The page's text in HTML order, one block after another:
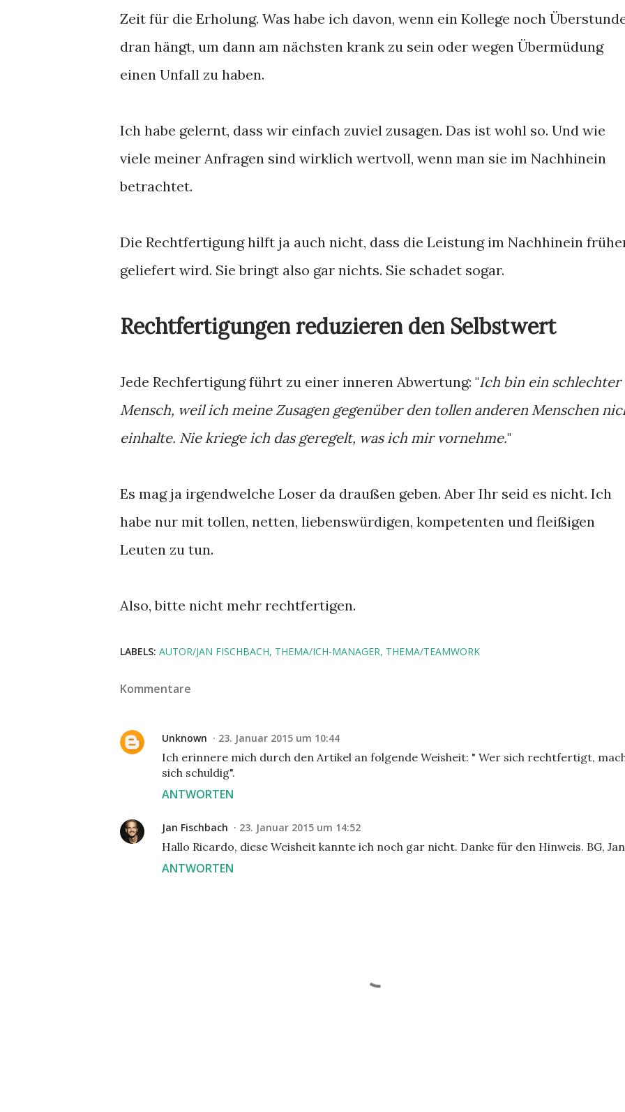
Zeit für die Erholung. Was habe ich davon, wenn ein Kollege noch
dran hängt, um dann am nächsten krank zu sein oder wegen Übermüdung
einen Unfall zu haben.
Ich habe gelernt, dass wir einfach zuviel zusagen. Das ist wohl so. Und wie
viele meiner Anfragen sind wirklich wertvoll, wenn man sie im Nachhinein
betrachtet.
Die Rechtfertigung hilft ja auch nicht, dass die Leistung im Nachhinein
geliefert wird. Sie bringt also gar nichts. Sie schadet sogar.
Rechtfertigungen reduzieren den Selbstwert
Jede Rechfertigung führt zu einer inneren Abwertung: "Ich bin ein schlechter
Mensch, weil ich meine Zusagen gegenüber den tollen anderen Menschen
einhalte. Nie kriege ich das geregelt, was ich mir vornehme."
Es mag ja irgendwelche Loser da draußen geben. Aber Ihr seid es nicht. Ich
habe nur mit tollen, netten, liebenswürdigen, kompetenten und fleißigen
Leuten zu tun.
Also, bitte nicht mehr rechtfertigen.
LABELS: AUTOR/JAN FISCHBACH THEMA/ICH-MANAGER THEMA/TEAMWORK
Kommentare
Unknown 23. Januar 2015 um 10:44
Ich erinnere mich durch den Artikel an folgende Weisheit: " Wer sich rechtfertigt,
sich schuldig".
ANTWORTEN
Jan Fischbach 23. Januar 2015 um 14:52
Hallo Ricardo, diese Weisheit kannte ich noch gar nicht. Danke für den Hinweis. BG, Jan
ANTWORTEN